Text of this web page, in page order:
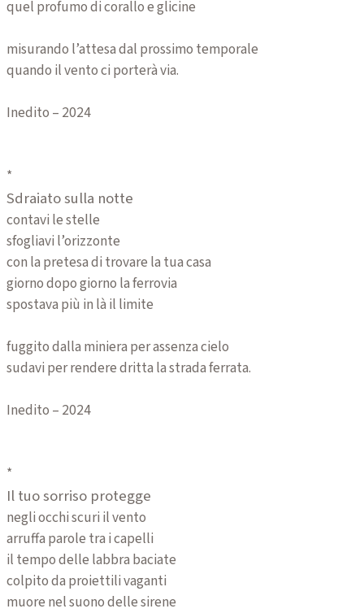
quel profumo di corallo e glicine
misurando l’attesa dal prossimo temporale
quando il vento ci porterà via.
Inedito – 2024
*
Sdraiato sulla notte
contavi le stelle
sfogliavi l’orizzonte
con la pretesa di trovare la tua casa
giorno dopo giorno la ferrovia
spostava più in là il limite
fuggito dalla miniera per assenza cielo
sudavi per rendere dritta la strada ferrata.
Inedito – 2024
*
Il tuo sorriso protegge
negli occhi scuri il vento
arruffa parole tra i capelli
il tempo delle labbra baciate
colpito da proiettili vaganti
muore nel suono delle sirene